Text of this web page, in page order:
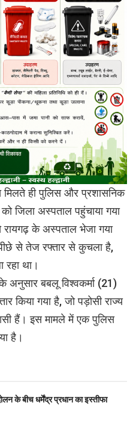
ही पुलिस और प्रशासनिक
जिला अस्पताल पहुंचाया गया
के अस्पताल भेजा गया
से तेज रफ्तार से कुचला है,
रहा था।
अनुसार बबलू विश्वकर्मा (21)
किया गया है, जो पड़ोसी राज्य
हैं। इस मामले में एक पुलिस
है।
के बीच धर्मेंद्र प्रधान का इस्तीफा